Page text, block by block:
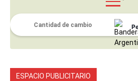
ESPACIO PUBLICITARIO